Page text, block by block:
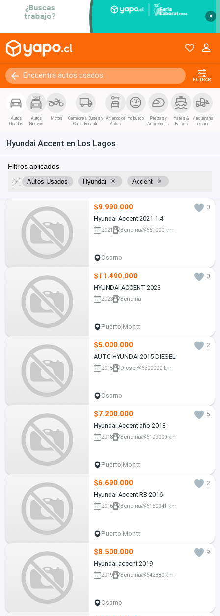
×
FILTRAR
Autos
Usados
Autos
Nuevos
Motos
Camiones, Buses y
Casa Rodante
Arriendo de
Autos
Yo busco
Piezas y
Accesorios
Yates &
Barcos
Maquinaria
pesada
Hyundai Accent en Los Lagos
Filtros aplicados
Autos Usados Hyundai × Accent ×
$9.990.000
0
Hyundai Accent 2021 1.4
2021 Bencina 61000 km
Osorno
$11.490.000
0
HYUNDAI ACCENT 2023
2023 Bencina
Puerto Montt
$5.000.000
2
AUTO HYUNDAI 2015 DIESEL
2015 Diesel 300000 km
Osorno
$7.200.000
5
Hyundai Accent año 2018
2018 Bencina 109000 km
Puerto Montt
$6.690.000
2
Hyundai Accent RB 2016
2016 Bencina 160941 km
Puerto Montt
$8.500.000
9
Hyundai accent 2019
2019 Bencina 42880 km
Osorno